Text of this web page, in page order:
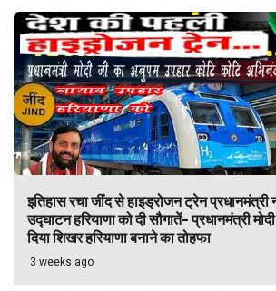
इतिहास रचा जींद से हाइड्रोजन ट्रेन प्रधानमंत्री
उद्घाटन हरियाणा को दी सौगातें- प्रधानमंत्री
दिया शिखर हरियाणा बनाने का तोहफा
3 weeks ago